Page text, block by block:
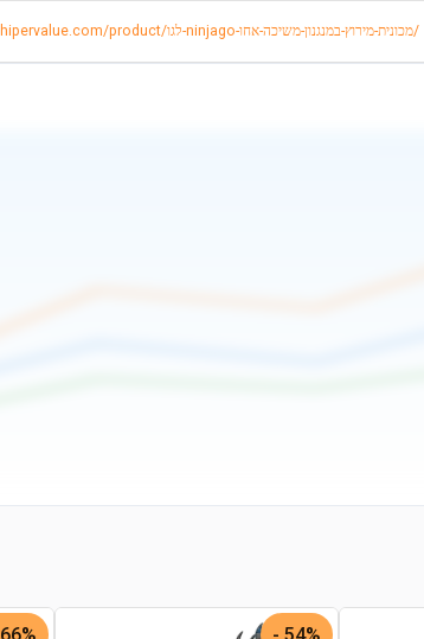
https://www.hipervalue.com/product/לגו-ninjago-מכונית-מירוץ-במנגנון-משיכה-אחו/